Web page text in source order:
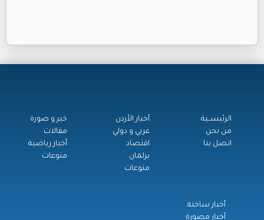
الرئيســية
من نحن
اتصل بنا
أخبار الأردن
عربي و دولي
اقتصاد
برلمان
منوعات
خبر و صورة
مقالات
أخبار رياضية
منوعات
أخبار ساخنة
أخبار مصورة